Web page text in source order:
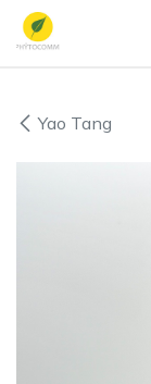
Zum Inhalt springen
Yao Tang